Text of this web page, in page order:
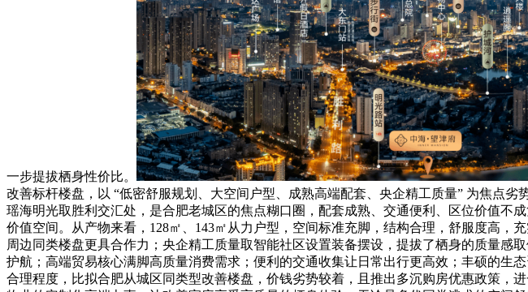
一步提拔栖身性价比。
改善标杆楼盘，以 “低密舒服规划、大空间户型、成熟高端配套、央企精工质量” 为焦点
瑶海明光取胜利交汇处，是合肥老城区的焦点糊口圈，配套成熟、交通便利、区位价值不
价值空间。从产物来看，128㎡、143㎡从力户型，空间标准充脚，结构合理，舒服度高，
周边同类楼盘更具合作力；央企精工质量取智能社区设置装备摆设，提拔了栖身的质量
护航；高端贸易核心满脚高质量消费需求；便利的交通收集让日常出行更高效；丰硕的生
合理程度，比拟合肥从城区同类型改善楼盘，价钱劣势较着，且推出多沉购房优惠政策，